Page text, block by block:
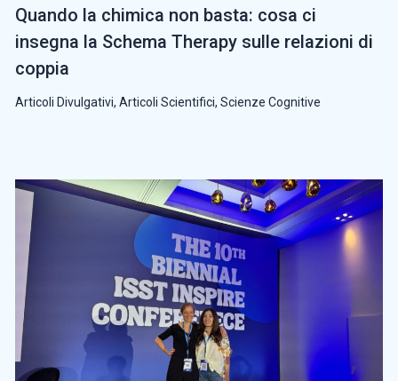
Quando la chimica non basta: cosa ci
insegna la Schema Therapy sulle relazioni di
coppia
Articoli Divulgativi, Articoli Scientifici, Scienze Cognitive